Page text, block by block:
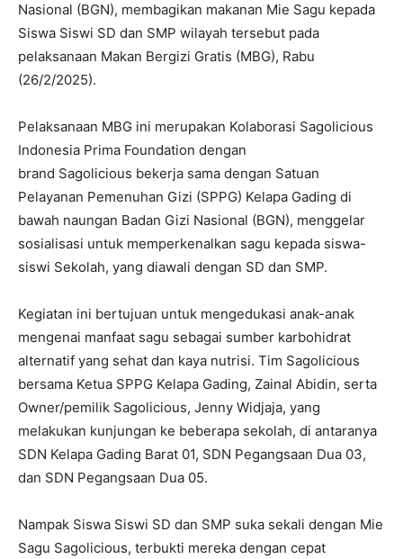
Nasional (BGN), membagikan makanan Mie Sagu kepada
Siswa Siswi SD dan SMP wilayah tersebut pada
pelaksanaan Makan Bergizi Gratis (MBG), Rabu
(26/2/2025).
Pelaksanaan MBG ini merupakan Kolaborasi Sagolicious
Indonesia Prima Foundation dengan
brand Sagolicious bekerja sama dengan Satuan
Pelayanan Pemenuhan Gizi (SPPG) Kelapa Gading di
bawah naungan Badan Gizi Nasional (BGN), menggelar
sosialisasi untuk memperkenalkan sagu kepada siswa-
siswi Sekolah, yang diawali dengan SD dan SMP.
Kegiatan ini bertujuan untuk mengedukasi anak-anak
mengenai manfaat sagu sebagai sumber karbohidrat
alternatif yang sehat dan kaya nutrisi. Tim Sagolicious
bersama Ketua SPPG Kelapa Gading, Zainal Abidin, serta
Owner/pemilik Sagolicious, Jenny Widjaja, yang
melakukan kunjungan ke beberapa sekolah, di antaranya
SDN Kelapa Gading Barat 01, SDN Pegangsaan Dua 03,
dan SDN Pegangsaan Dua 05.
Nampak Siswa Siswi SD dan SMP suka sekali dengan Mie
Sagu Sagolicious, terbukti mereka dengan cepat